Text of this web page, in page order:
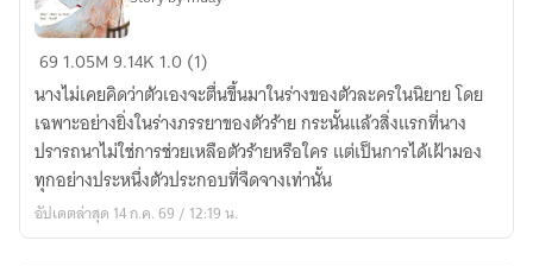
นาง
เป็น
เพียง
ภรรยา
ผู้
แสน
จืดจาง
69 1.05M9.14K 1.0 (1)
นางไม่เคยคิดว่าตัวเองจะตื่นขึ้นมาในร่างของตัวละครในนิยาย โดย
เฉพาะอย่างยิ่งในร่างภรรยาของตัวร้าย กระนั้นแล้วสิ่งแรกที่นาง
ปรารถนาไม่ใช่การช่วยเหลือตัวร้ายหรือใคร แต่เป็นการได้เฝ้ามอง
ทุกอย่างประหนึ่งตัวประกอบที่จืดจางเท่านั้น
อัปเดตล่าสุด 14 ก.ค. 69 / 12:19 น.